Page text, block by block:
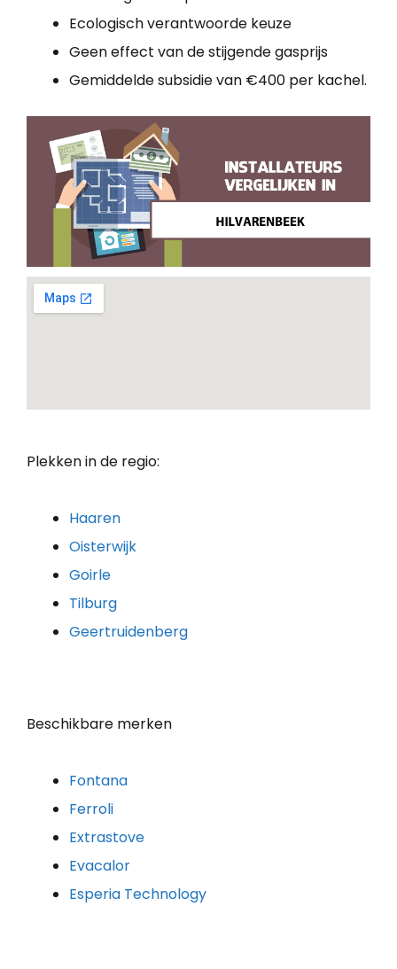
Ecologisch verantwoorde keuze
Geen effect van de stijgende gasprijs
Gemiddelde subsidie van €400 per kachel.
Plekken in de regio:
Haaren
Oisterwijk
Goirle
Tilburg
Geertruidenberg
Beschikbare merken
Fontana
Ferroli
Extrastove
Evacalor
Esperia Technology